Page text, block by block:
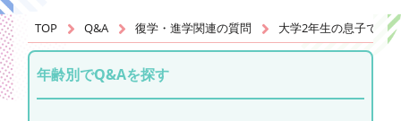
TOP Q&A 復学・進学関連の質問 大学2年生の息子です
年齢別でQ&Aを探す